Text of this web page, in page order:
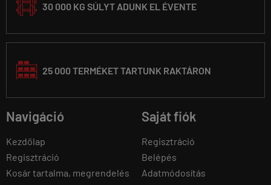
30 000 KG SÚLYT ADUNK EL ÉVENTE
25 000 TERMÉKET TARTUNK RAKTÁRON
Navigáció
Kezdőlap
Regisztráció
Kosár tartalma, megrendelés
Saját fiók
Regisztráció
Belépés
Adatmódosítás